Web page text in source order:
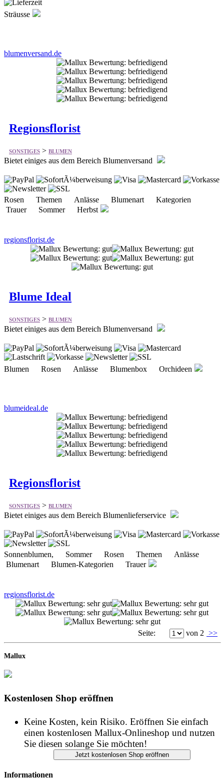
Sträusse
blumenversand.de
Regionsflorist
SONSTIGES > BLUMEN
Bietet einiges aus dem Bereich Blumenversand
Rosen Themen Anlässe Blumenart Kategorien
Trauer Sommer Herbst
regionsflorist.de
Blume Ideal
SONSTIGES > BLUMEN
Bietet einiges aus dem Bereich Blumenversand
Blumen Rosen Anlässe Blumenbox Orchideen
blumeideal.de
Regionsflorist
SONSTIGES > BLUMEN
Bietet einiges aus dem Bereich Blumenlieferservice
Sonnenblumen, Sommer Rosen Themen Anlässe
Blumenart Blumen-Kategorien Trauer
regionsflorist.de
Seite: von 2 >>
Mallux
Kostenlosen Shop eröffnen
Keine Kosten, kein Risiko. Eröffnen Sie einfach
einen kostenlosen Mallux-Onlineshop und nutzen
Sie diesen solange Sie möchten!
Informationen